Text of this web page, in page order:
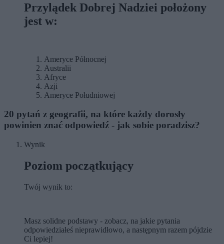
Przylądek Dobrej Nadziei położony
jest w:
Ameryce Północnej
Australii
Afryce
Azji
Ameryce Południowej
20 pytań z geografii, na które każdy dorosły
powinien znać odpowiedź - jak sobie poradzisz?
Wynik
Poziom początkujący
Twój wynik to:
Masz solidne podstawy - zobacz, na jakie pytania
odpowiedziałeś nieprawidłowo, a następnym razem pójdzie
Ci lepiej!